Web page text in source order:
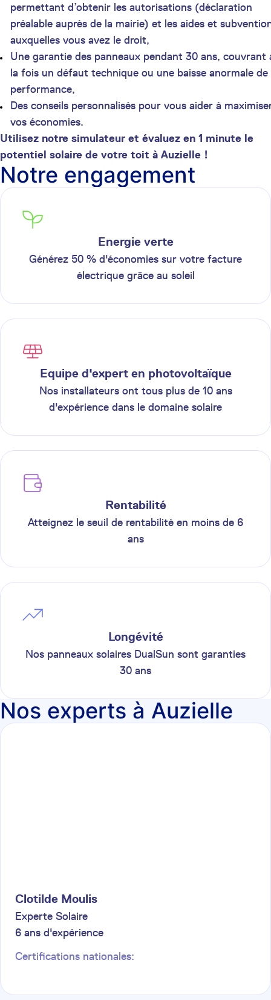
permettant d’obtenir les autorisations (déclaration
préalable auprès de la mairie) et les aides et
auxquelles vous avez le droit,
Une garantie des panneaux pendant 30 ans, couvrant
la fois un défaut technique ou une baisse anormale de
performance,
Des conseils personnalisés pour vous aider à
vos économies.
Utilisez notre simulateur et évaluez en 1 minute le
potentiel solaire de votre toit à Auzielle !
Notre engagement
Energie verte
Générez 50 % d'économies sur votre facture
électrique grâce au soleil
Equipe d'expert en photovoltaïque
Nos installateurs ont tous plus de 10 ans
d'expérience dans le domaine solaire
Rentabilité
Atteignez le seuil de rentabilité en moins de 6
ans
Longévité
Nos panneaux solaires DualSun sont garanties
30 ans
Nos experts à Auzielle
Clotilde Moulis
Experte Solaire
6 ans d'expérience
Certifications nationales: